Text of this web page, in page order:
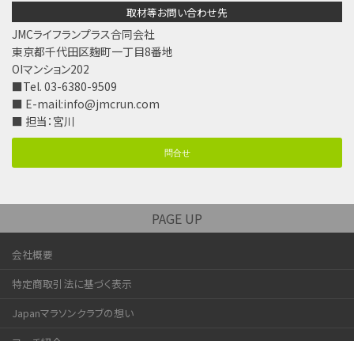
取材等お問い合わせ先
JMCライフランプラス合同会社
東京都千代田区麹町一丁目8番地
OIマンション202
■Tel. 03-6380-9509
■ E-mail:info@jmcrun.com
■ 担当：宮川
問合せ
PAGE UP
会社概要
特定商取引法に基づく表示
Japanマラソンクラブの想い